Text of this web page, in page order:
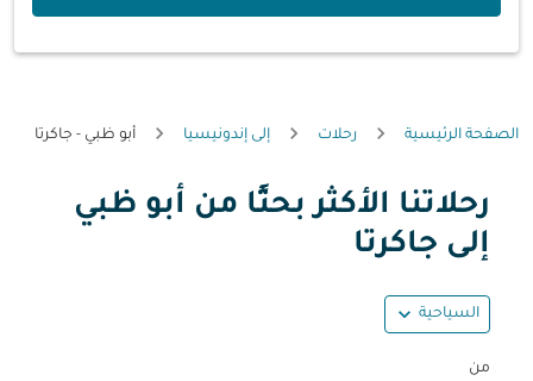
الصفحة الرئيسية رحلات إلى إندونيسيا أبو ظبي - جاكرتا
رحلاتنا الأكثر بحثًا من أبو ظبي
إلى جاكرتا
السياحية expand_more
من
حاول تحديث الرحلة (مغادرة و/أو وجهة) أو التفاعل مع